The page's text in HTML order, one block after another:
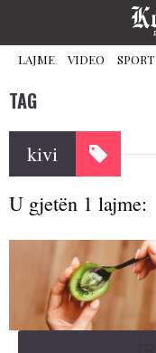
LAJME VIDEO SPORT
TAG
kivi
U gjetën 1 lajme: